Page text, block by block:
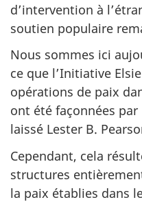
d’intervention à
soutien populaire
Nous sommes ici
ce que l’Initiative
opérations de paix
ont été façonnées
laissé Lester B.
Cependant, cela
structures
la paix établies dans